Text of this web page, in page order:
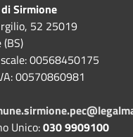
Sirmione
52 25019
00568450175
00570860981
Unico:030 9909100